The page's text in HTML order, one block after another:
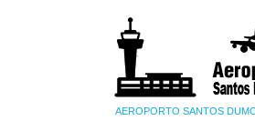
AEROPORTO SANTOS